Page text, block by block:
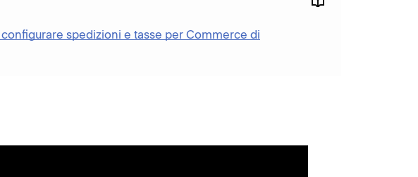
spedizioni e tasse per Commerce di